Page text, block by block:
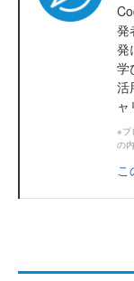
発
発
学
活
ャ
※プ
の